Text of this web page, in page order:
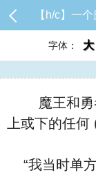
字体： 大
魔王和勇者
上或下的任
“我当时单